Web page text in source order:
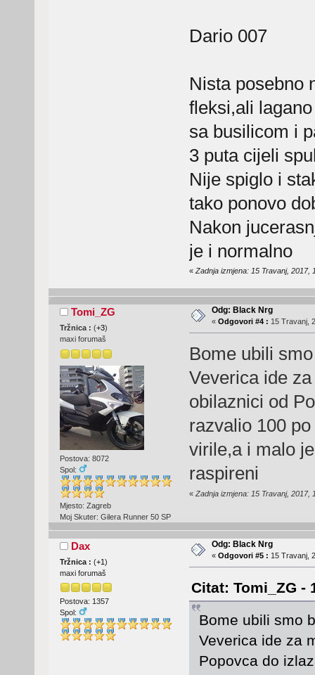
Dario 007
Nista posebno
fleksi,ali
sa busilicom i
3 puta cijeli
Nije spiglo i
tako ponovo
Nakon
je i normalno
«Zadnja izmjena: 15 Travanj, 2017,
Tomi_ZG
Tržnica : (+3)
maxi forumaš
Postova: 8072
Spol:
Mjesto: Zagreb
Moj Skuter: Gilera Runner 50 SP
Odg: Black Nrg
« Odgovori #4 : 15 Travanj,
Bome ubili
Veverica ide
obilaznici od
razvalio 100
virile,a i malo
raspireni
« Zadnja izmjena: 15 Travanj, 2017,
Dax
Tržnica : (+1)
maxi forumaš
Postova: 1357
Spol:
Odg: Black Nrg
« Odgovori #5 : 15 Travanj,
Citat: Tomi_ZG -
Bome ubili smo
Veverica ide za
Popovca do